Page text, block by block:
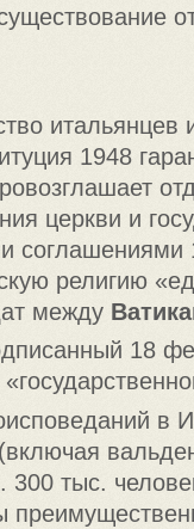
итальянцев
1948
церкви и
соглашениями
религию
между
18
в
300 тыс.